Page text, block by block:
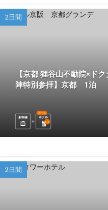
2日間
【京都 狸谷山不動院×ド
陣特別参拝】京都 1泊
新幹線 ホテル
選べる
1 泊
2日間